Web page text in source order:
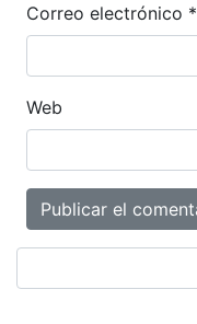
Correo electrónico *
Web